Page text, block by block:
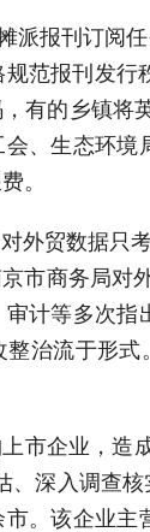
派报刊订阅
范报刊发
有的乡镇
、生态环
。
外贸数据只
市商务局对
计等多次
治流于形
市企业，造
、深入调查
。该企业